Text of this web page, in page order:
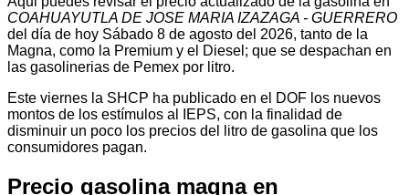
COAHUAYUTLA DE JOSE MARIA IZAZAGA - GUERRERO
del día de hoy Sábado 8 de agosto del 2026, tanto de la
Magna, como la Premium y el Diesel; que se despachan en
las gasolinerias de Pemex por litro.
Este viernes la SHCP ha publicado en el DOF los nuevos
montos de los estímulos al IEPS, con la finalidad de
disminuir un poco los precios del litro de gasolina que los
consumidores pagan.
Precio gasolina magna en